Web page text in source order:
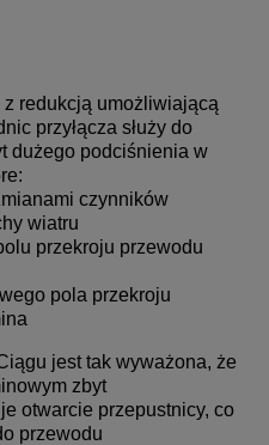
redukcją umożliwiającą
przyłącza służy do
dużego podciśnienia w
czynników
wiatru
przekroju przewodu
pola przekroju
jest tak wyważona, że
zbyt
otwarcie przepustnicy, co
przewodu